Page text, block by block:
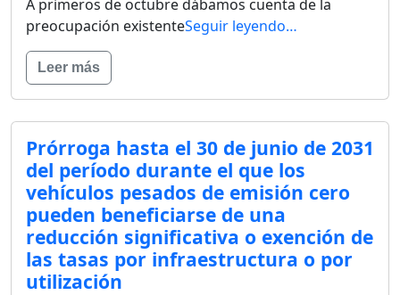
A primeros de octubre dábamos cuenta de la
preocupación existenteSeguir leyendo…
Leer más
Prórroga hasta el 30 de junio de 2031
del período durante el que los
vehículos pesados de emisión cero
pueden beneficiarse de una
reducción significativa o exención de
las tasas por infraestructura o por
utilización